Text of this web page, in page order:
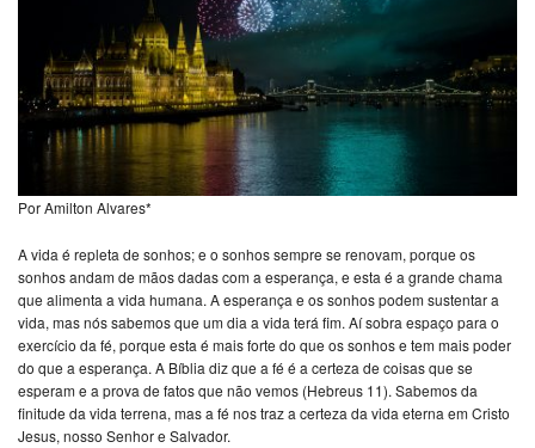
Por Amilton Alvares*
A vida é repleta de sonhos; e o sonhos sempre se renovam, porque os
sonhos andam de mãos dadas com a esperança, e esta é a grande chama
que alimenta a vida humana. A esperança e os sonhos podem sustentar a
vida, mas nós sabemos que um dia a vida terá fim. Aí sobra espaço para o
exercício da fé, porque esta é mais forte do que os sonhos e tem mais poder
do que a esperança. A Bíblia diz que a fé é a certeza de coisas que se
esperam e a prova de fatos que não vemos (Hebreus 11). Sabemos da
finitude da vida terrena, mas a fé nos traz a certeza da vida eterna em Cristo
Jesus, nosso Senhor e Salvador.